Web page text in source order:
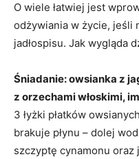
O wiele łatwiej jest
odżywiania w życie, jeśli
jadłospisu. Jak wygląda
Śniadanie: owsianka z
z orzechami włoskimi,
3 łyżki płatków
brakuje płynu – dolej
szczyptę cynamonu oraz